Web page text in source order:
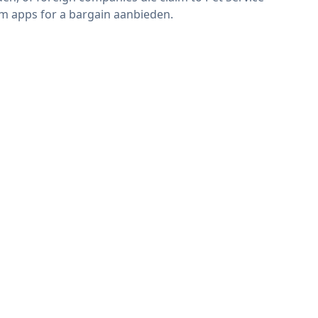
apps for a bargain aanbieden.